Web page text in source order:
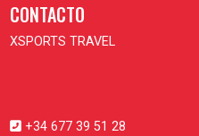
CONTACTO
XSPORTS TRAVEL
+34 677 39 51 28